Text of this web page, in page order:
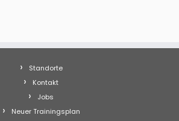
Standorte
Kontakt
Jobs
Neuer Trainingsplan